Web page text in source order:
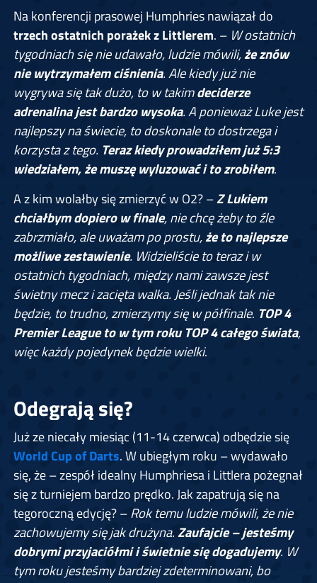
Na konferencji prasowej Humphries nawiązał do
trzech ostatnich porażek z Littlerem. – W ostatnich
tygodniach się nie udawało, ludzie mówili,że znów
nie wytrzymałem ciśnienia. Ale kiedy już nie
wygrywa się tak dużo, to w takimdeciderze
adrenalina jest bardzo wysoka. A ponieważ Luke jest
najlepszy na świecie, to doskonale to dostrzega i
korzysta z tego. Teraz kiedy prowadziłem już 5:3
wiedziałem, że muszę wyluzować i to zrobiłem.
A z kim wolałby się zmierzyć w O2? –Z Lukiem
chciałbym dopiero w finale, nie chcę żeby to źle
zabrzmiało, ale uważam po prostu,że to najlepsze
możliwe zestawienie. Widzieliście to teraz i w
ostatnich tygodniach, między nami zawsze jest
świetny mecz i zacięta walka. Jeśli jednak tak nie
będzie, to trudno, zmierzymy się w półfinale. TOP 4
Premier League to w tym roku TOP 4 całego świata,
więc każdy pojedynek będzie wielki.
Odegrają się?
Już ze niecały miesiąc (11-14 czerwca) odbędzie się
World Cup of Darts. W ubiegłym roku – wydawało
się, że – zespół idealny Humphriesa i Littlera pożegnał
się z turniejem bardzo prędko. Jak zapatrują się na
tegoroczną edycję? –Rok temu ludzie mówili, że nie
zachowujemy się jak drużyna.Zaufajcie – jesteśmy
dobrymi przyjaciółmi i świetnie się dogadujemy. W
tym roku jesteśmy bardziej zdeterminowani, bo